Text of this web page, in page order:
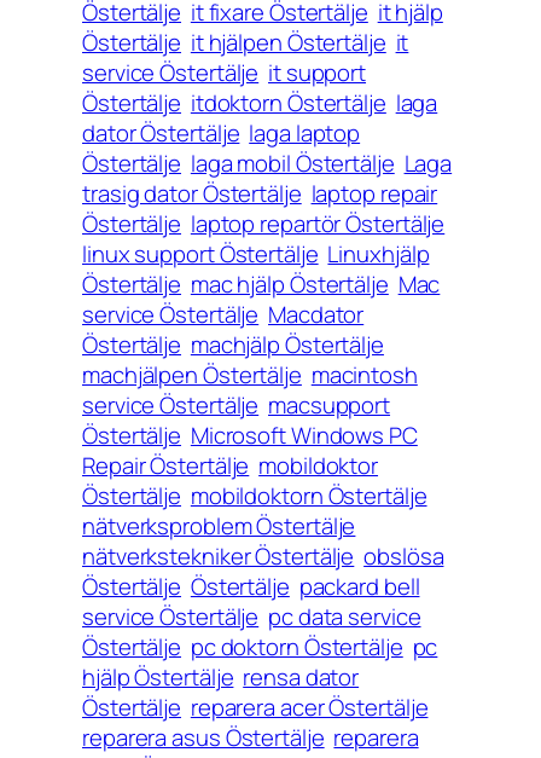
Östertälje it fixare Östertälje it hjälp
Östertälje it hjälpen Östertälje it
service Östertälje it support
Östertälje itdoktorn Östertälje laga
dator Östertälje laga laptop
Östertälje laga mobil Östertälje Laga
trasig dator Östertälje laptop repair
Östertälje laptop repartör Östertälje
linux support Östertälje Linuxhjälp
Östertälje mac hjälp Östertälje Mac
service Östertälje Macdator
Östertälje machjälp Östertälje
machjälpen Östertälje macintosh
service Östertälje macsupport
Östertälje Microsoft Windows PC
Repair Östertälje mobildoktor
Östertälje mobildoktorn Östertälje
nätverksproblem Östertälje
nätverkstekniker Östertälje obslösa
Östertälje Östertälje packard bell
service Östertälje pc data service
Östertälje pc doktorn Östertälje pc
hjälp Östertälje rensa dator
Östertälje reparera acer Östertälje
reparera asus Östertälje reparera